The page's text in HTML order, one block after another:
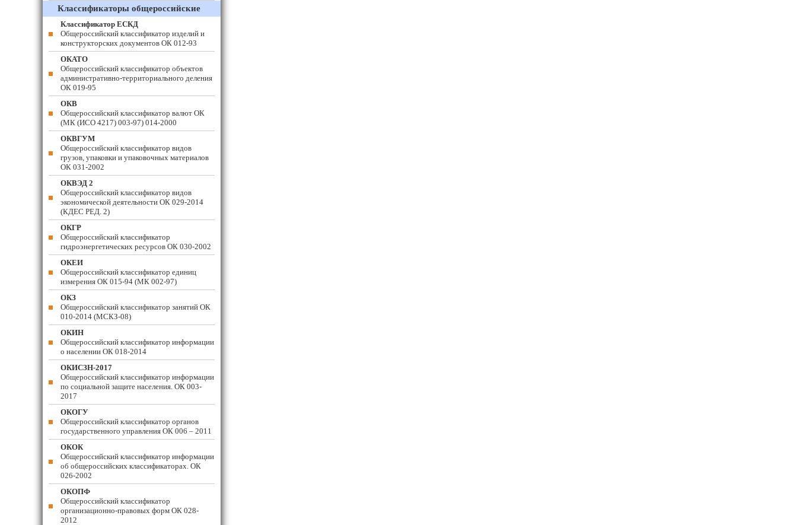
Классификаторы общероссийские
Классификатор ЕСКД
Общероссийский классификатор изделий и
конструкторских документов ОК 012-93
ОКАТО
Общероссийский классификатор объектов
административно-территориального деления
ОК 019-95
ОКВ
Общероссийский классификатор валют ОК
(МК (ИСО 4217) 003-97) 014-2000
ОКВГУМ
Общероссийский классификатор видов
грузов, упаковки и упаковочных материалов
ОК 031-2002
ОКВЭД 2
Общероссийский классификатор видов
экономической деятельности ОК 029-2014
(КДЕС РЕД. 2)
ОКГР
Общероссийский классификатор
гидроэнергетических ресурсов ОК 030-2002
ОКЕИ
Общероссийский классификатор единиц
измерения ОК 015-94 (МК 002-97)
ОКЗ
Общероссийский классификатор занятий ОК
010-2014 (МСКЗ-08)
ОКИН
Общероссийский классификатор информации
о населении ОК 018-2014
ОКИСЗН-2017
Общероссийский классификатор информации
по социальной защите населения. ОК 003-
2017
ОКОГУ
Общероссийский классификатор органов
государственного управления ОК 006 – 2011
ОКОК
Общероссийский классификатор информации
об общероссийских классификаторах. ОК
026-2002
ОКОПФ
Общероссийский классификатор
организационно-правовых форм ОК 028-
2012